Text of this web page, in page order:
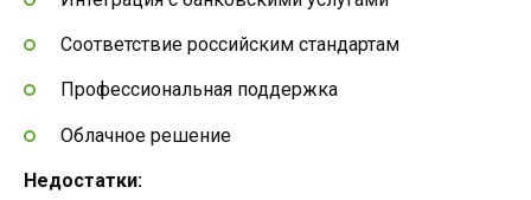
Соответствие российским стандартам
Профессиональная поддержка
Облачное решение
Недостатки: